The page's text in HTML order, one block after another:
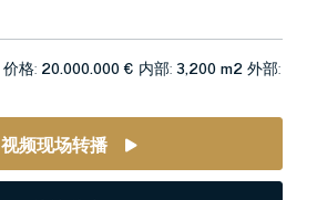
价格: 20.000.000 € 内部:3,200 m2外部:
视频现场转播